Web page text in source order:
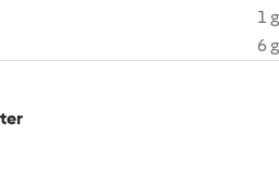
1 g
6 g